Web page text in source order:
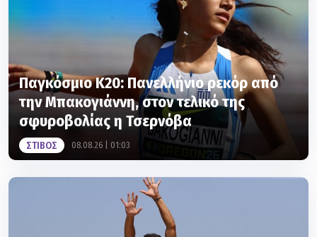
Παγκόσμιο Κ20: Πανελλήνιο ρεκόρ από
την Μπακογιάννη, στον τελικό της
σφυροβολίας η Τσερνόβα
ΣΤΙΒΟΣ 08.08.26 | 01:03